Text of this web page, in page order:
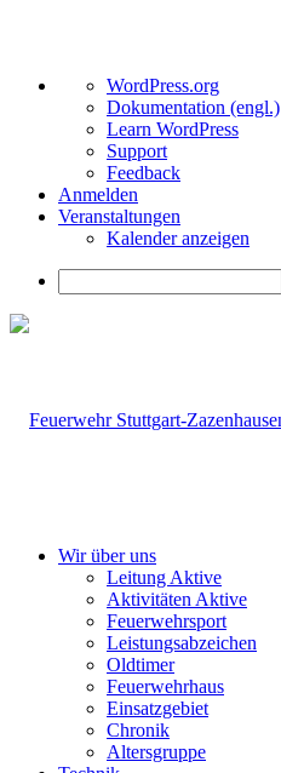
Über
WordPress
WordPress.org
Dokumentation (engl.)
Learn WordPress
Support
Feedback
Anmelden
Veranstaltungen
Kalender anzeigen
Wir über uns
Leitung Aktive
Aktivitäten Aktive
Feuerwehrsport
Leistungsabzeichen
Oldtimer
Feuerwehrhaus
Einsatzgebiet
Chronik
Altersgruppe